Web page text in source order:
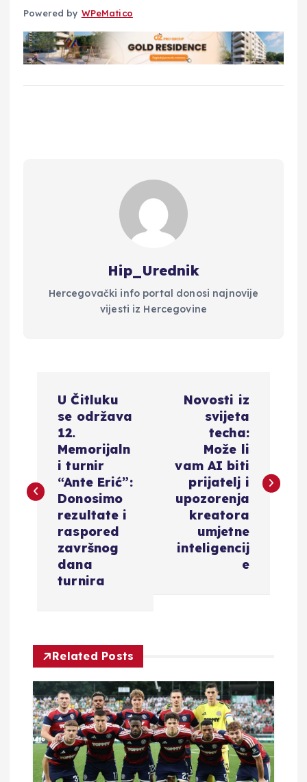
Powered by WPeMatico
Hip_Urednik
Hercegovački info portal donosi najnovije
vijesti iz Hercegovine
i
a
o
b
U Čitluku
se održava
12.
Memorijaln
i turnir
“Ante Erić”:
Donosimo
rezultate i
raspored
završnog
dana
turnira
Novosti iz
svijeta
techa:
Može li
vam AI biti
prijatelj i
upozorenja
kreatora
umjetne
inteligencij
e
Related Posts